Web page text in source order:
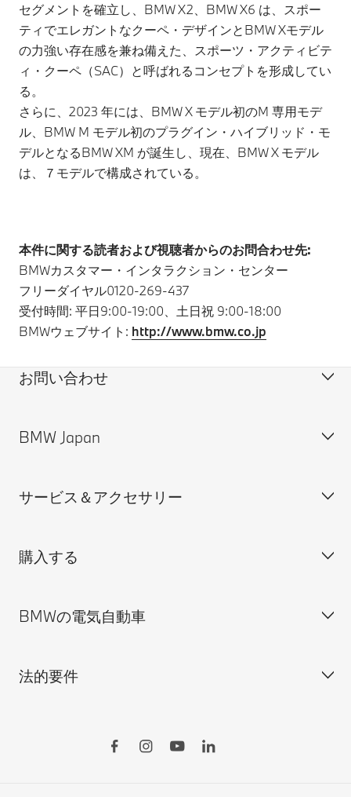
セグメントを確立し、BMW X2、BMW X6 は、スポー
ティでエレガントなクーペ・デザインとBMW Xモデル
の力強い存在感を兼ね備えた、スポーツ・アクティビテ
ィ・クーペ（SAC）と呼ばれるコンセプトを形成してい
る。
さらに、2023 年には、BMW X モデル初のM 専用モデ
ル、BMW M モデル初のプラグイン・ハイブリッド・モ
デルとなるBMW XM が誕生し、現在、BMW X モデル
は、７モデルで構成されている。
本件に関する読者および視聴者からのお問合わせ先:
BMWカスタマー・インタラクション・センター
フリーダイヤル0120-269-437
受付時間: 平日9:00-19:00、土日祝 9:00-18:00
BMWウェブサイト: http://www.bmw.co.jp
お問い合わせ
カスタマー・サポート＆お問い合わせ
見積依頼
ディーラー検索
BMW Japan
会社概要
BMW正規ディーラー採用情報
BMWのCSR活動
BMW Motorrad
サービス＆アクセサリー
BMW Service
BMW純正アクセサリー
BMWタイヤ＆ホイール
購入する
ご購入の前に
新車在庫検索
BMWの電気自動車
BMWの電気自動車
法的要件